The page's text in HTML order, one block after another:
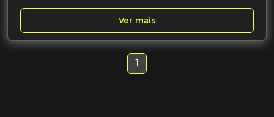
Ver mais
1